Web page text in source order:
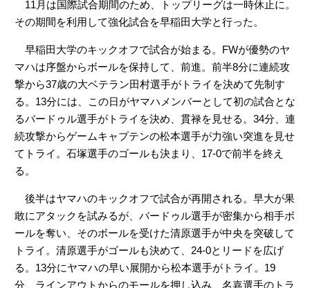
11月は国際試合期間のため、トップリーグは一時休止に。
その期間を利用して強化試合を早稲田大学と行った。
早稲田大学のキックオフで試合が始まる。FWが優勢のヤ
マハは序盤からボールを保持して、前進。前半8分に連続攻
撃から37歳の大ベテラン田村選手がトライを決めて先制す
る。13分には、この日がヤマハメンバーとして初の試合とな
るバードゥル選手がトライを決め、貫禄を見せる。34分、連
続攻撃からゲームキャプテンの松本選手が力強い突進を見せ
てトライ。石塚選手のゴールも決まり、17-0で前半を終え
る。
後半はヤマハのキックオフで試合が再開される。早大が果
敢にアタックを試みるが、バードゥル選手が密集から相手ボ
ールを奪い、そのボールを受けた清原選手が中央を突破して
トライ。清原選手がゴールも決めて、24-0とリードを広げ
る。13分にヤマハの早い展開から松本選手がトライ。19
分、ラインアウトからのモールを押し込み、名嘉選手のトラ